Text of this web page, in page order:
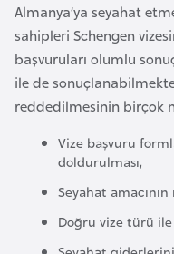
Almanya’ya seyahat
sahipleri Schengen
başvuruları olumlu
ile de
reddedilmesinin birçok
Vize başvuru
doldurulması,
Seyahat
Doğru vize türü ile
i
l
d
ş